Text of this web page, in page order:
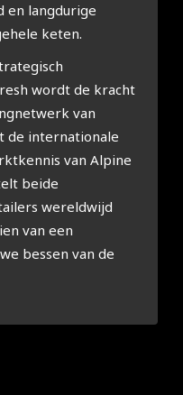
en langdurige
keten.
wordt de kracht
van
de internationale
van Alpine
beide
wereldwijd
van een
bessen van de